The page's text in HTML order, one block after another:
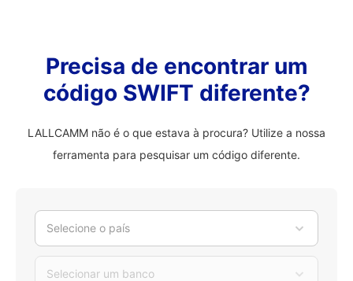
Precisa de encontrar um
código SWIFT diferente?
LALLCAMM não é o que estava à procura? Utilize a nossa
ferramenta para pesquisar um código diferente.
Selecione o país
Selecionar um banco